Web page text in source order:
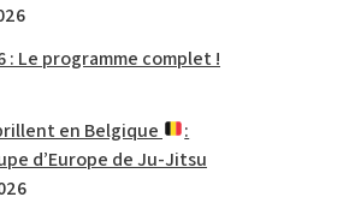
: Le programme complet !
en Belgique
:
d’Europe de Ju-Jitsu